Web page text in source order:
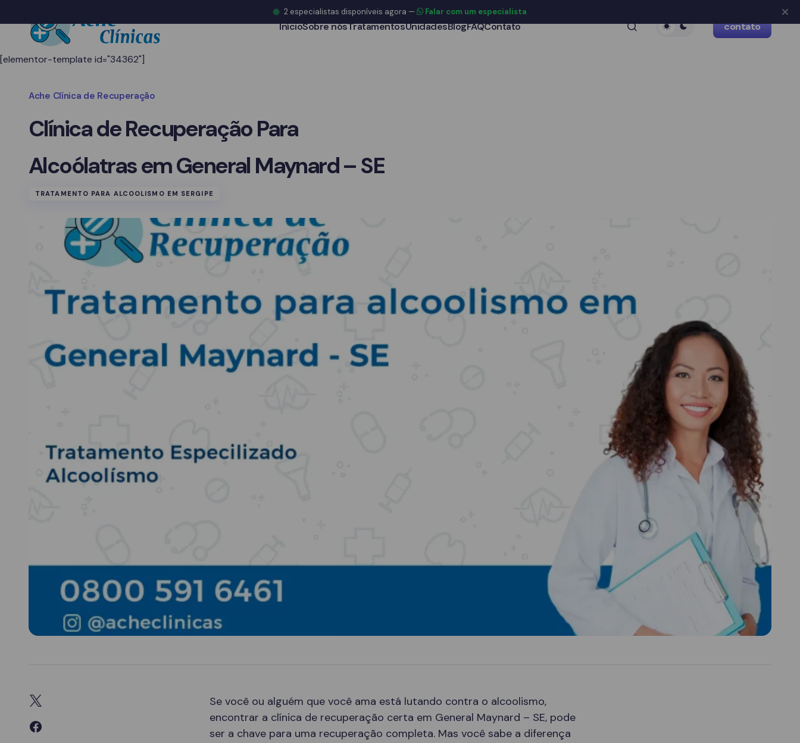
InícioSobre nósTratamentosUnidadesBlogFAQContato contato
[elementor-template id="34362"]
Ache Clínica de Recuperação
Clínica de Recuperação Para
Alcoólatras em General Maynard – SE
TRATAMENTO PARA ALCOOLISMO EM SERGIPE
Se você ou alguém que você ama está lutando contra o alcoolismo,
encontrar a clínica de recuperação certa em General Maynard – SE, pode
ser a chave para uma recuperação completa. Mas você sabe a diferença
2especialistas disponíveis agora — Falar com um especialista